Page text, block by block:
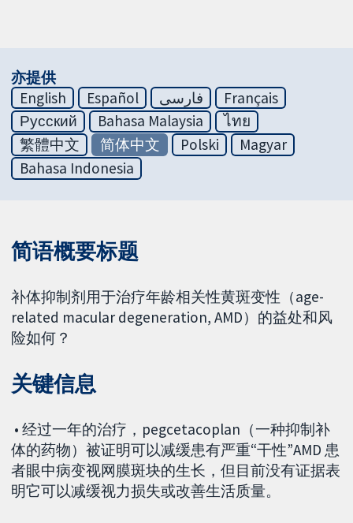
亦提供
English
Español فارسی
Français
Русский
Bahasa Malaysia
ไทย
繁體中文
简体中文 Polski
Magyar
Bahasa Indonesia
简语概要标题
补体抑制剂用于治疗年龄相关性黄斑变性（age-
related macular degeneration, AMD）的益处和风
险如何？
关键信息
• 经过一年的治疗，pegcetacoplan（一种抑制补
体的药物）被证明可以减缓患有严重“干性”AMD 患
者眼中病变视网膜斑块的生长，但目前没有证据表
明它可以减缓视力损失或改善生活质量。